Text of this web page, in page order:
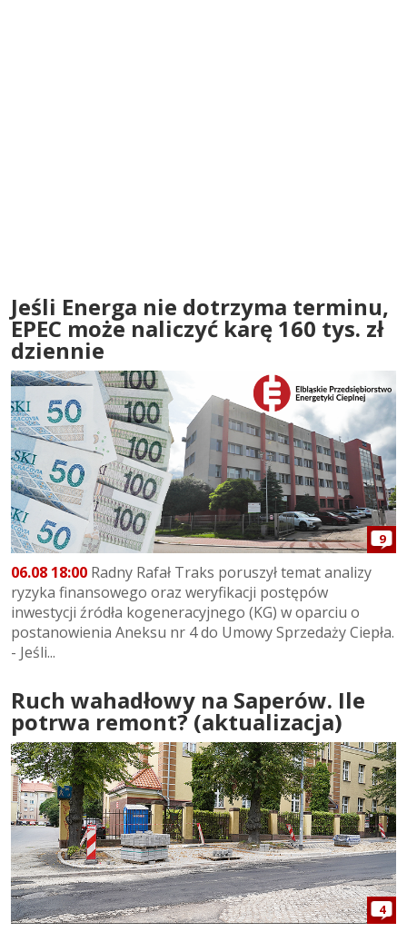
Jeśli Energa nie dotrzyma terminu,
EPEC może naliczyć karę 160 tys. zł
dziennie
9
06.08 18:00 Radny Rafał Traks poruszył temat analizy
ryzyka finansowego oraz weryfikacji postępów
inwestycji źródła kogeneracyjnego (KG) w oparciu o
postanowienia Aneksu nr 4 do Umowy Sprzedaży Ciepła.
- Jeśli...
Ruch wahadłowy na Saperów. Ile
potrwa remont? (aktualizacja)
4